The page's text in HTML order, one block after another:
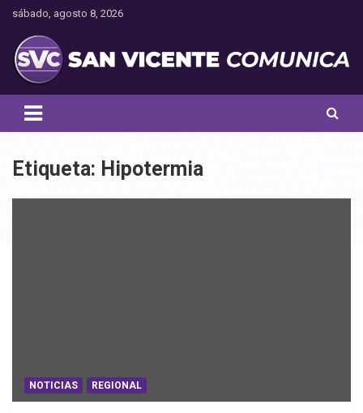
Saltar
contenido
sábado, agosto 8, 2026
San Vicente Comunica
Toda la actualidad noticiosa de nuestra comuna
Etiqueta: Hipotermia
NOTICIAS REGIONAL